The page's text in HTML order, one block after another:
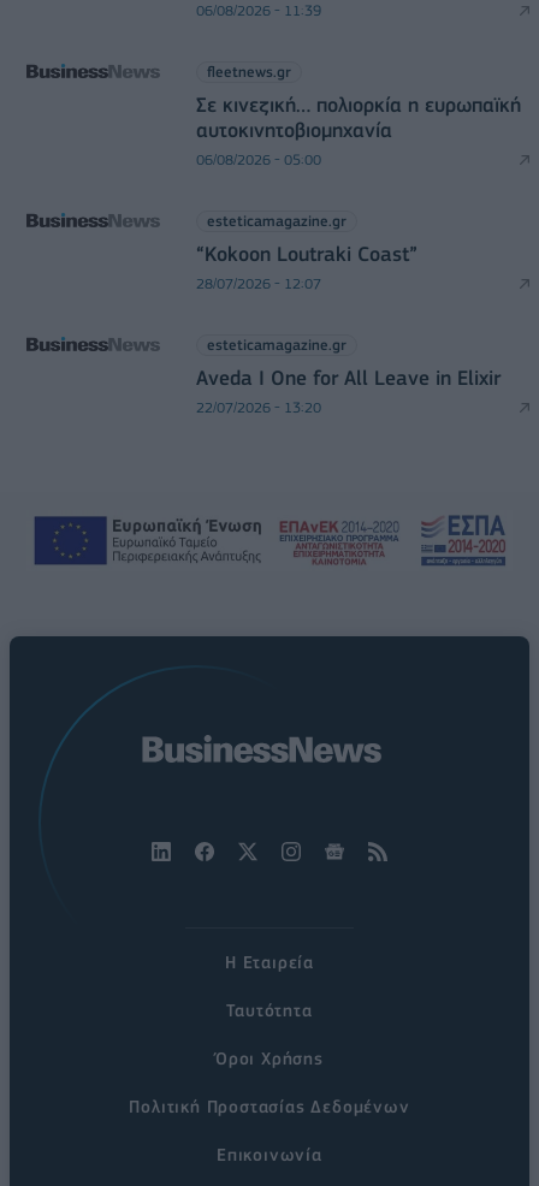
06/08/2026 - 11:39
fleetnews.gr
Σε κινεζική… πολιορκία η ευρωπαϊκή
αυτοκινητοβιομηχανία
06/08/2026 - 05:00
esteticamagazine.gr
“Kokoon Loutraki Coast”
28/07/2026 - 12:07
esteticamagazine.gr
Aveda I One for All Leave in Elixir
22/07/2026 - 13:20
Η Εταιρεία
Ταυτότητα
Όροι Χρήσης
Πολιτική Προστασίας Δεδομένων
Επικοινωνία